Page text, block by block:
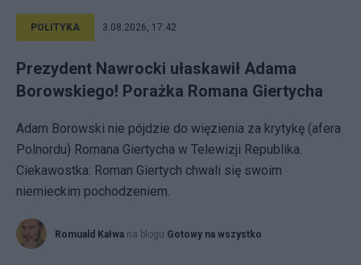
POLITYKA 3.08.2026, 17:42
Prezydent Nawrocki ułaskawił Adama
Borowskiego! Porażka Romana Giertycha
Adam Borowski nie pójdzie do więzienia za krytykę (afera
Polnordu) Romana Giertycha w Telewizji Republika.
Ciekawostka: Roman Giertych chwali się swoim
niemieckim pochodzeniem.
Romuald Kałwa na blogu Gotowy na wszystko